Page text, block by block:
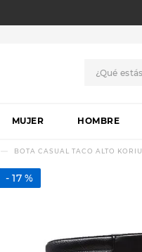
MUJER HOMBRE
BOTA CASUAL TACO ALTO
17 %
1.
botas
2 .
skechers
3.
americansport